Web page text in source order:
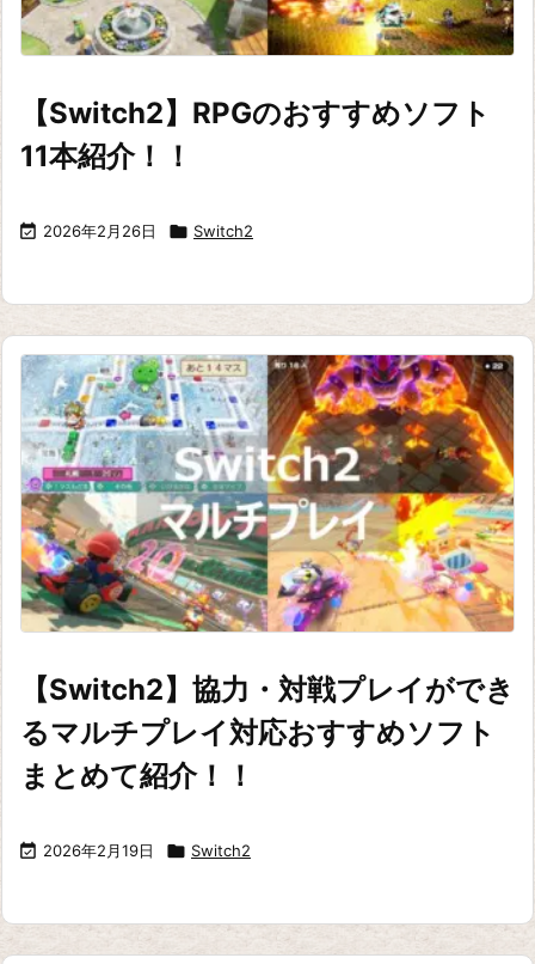
【Switch2】RPGのおすすめソフト
11本紹介！！
 2026年2月26日  Switch2
【Switch2】協力・対戦プレイができ
るマルチプレイ対応おすすめソフト
まとめて紹介！！
 2026年2月19日  Switch2